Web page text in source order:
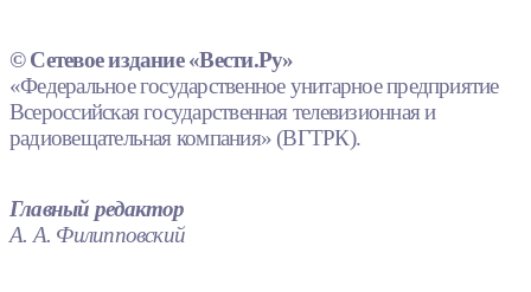
© Сетевое издание «Вести.Ру»
«Федеральное государственное унитарное предприятие
Всероссийская государственная телевизионная и
радиовещательная компания» (ВГТРК).
Главный редактор
А. А. Филипповский